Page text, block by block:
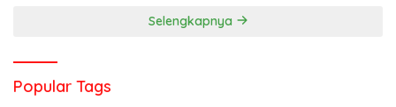
Selengkapnya
Popular Tags